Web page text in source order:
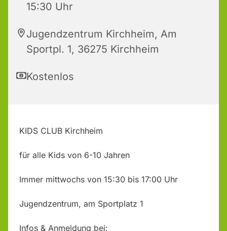
15:30 Uhr
Jugendzentrum Kirchheim, Am
Sportpl. 1, 36275 Kirchheim
Kostenlos
KIDS CLUB Kirchheim
für alle Kids von 6-10 Jahren
Immer mittwochs von 15:30 bis 17:00 Uhr
Jugendzentrum, am Sportplatz 1
Infos & Anmeldung bei: